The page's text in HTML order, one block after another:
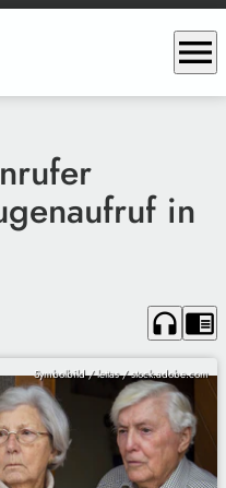
menu
in
headphones chrome_reader_mode
Symbolbild / lettas / stock.adobe.com